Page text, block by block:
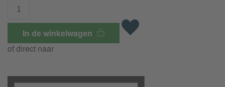
In de winkelwagen
of direct naar